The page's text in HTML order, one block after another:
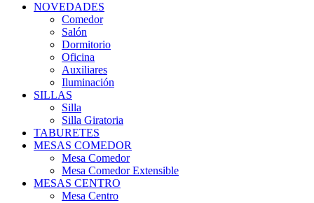
NOVEDADES
Comedor
Salón
Dormitorio
Oficina
Auxiliares
Iluminación
SILLAS
Silla
Silla Giratoria
TABURETES
MESAS COMEDOR
Mesa Comedor
Mesa Comedor Extensible
MESAS CENTRO
Mesa Centro